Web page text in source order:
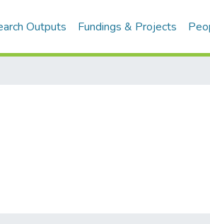
Outputs Fundings & Projects